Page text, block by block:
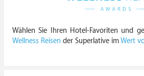
Wählen Sie Ihren Hotel-Favoriten und
Wellness Reisen der Superlative imWert